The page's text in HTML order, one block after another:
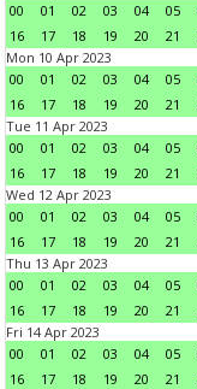
00
01 02 03 04 05
16
17 18 19 20 21
Mon 10 Apr 2023
00
01 02 03 04 05
16
17 18 19 20 21
Tue 11 Apr 2023
00
01 02 03 04 05
16
17 18 19 20 21
Wed 12 Apr 2023
00
01 02 03 04 05
16
17 18 19 20 21
Thu 13 Apr 2023
00
01 02 03 04 05
16
17 18 19 20 21
Fri 14 Apr 2023
00
01 02 03 04 05
16
17 18 19 20 21